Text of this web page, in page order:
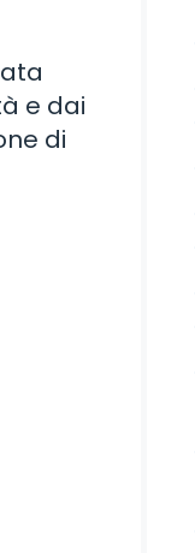
e dai
di